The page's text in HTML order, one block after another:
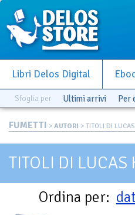
Libri Delos Digital
Sfoglia per Ultimi arrivi Per
FUMETTI > AUTORI > TITOLI DI
TITOLI DI LUCAS
Ordina per: